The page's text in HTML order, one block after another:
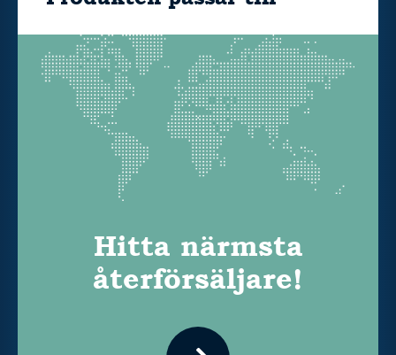
Hitta närmsta
återförsäljare!